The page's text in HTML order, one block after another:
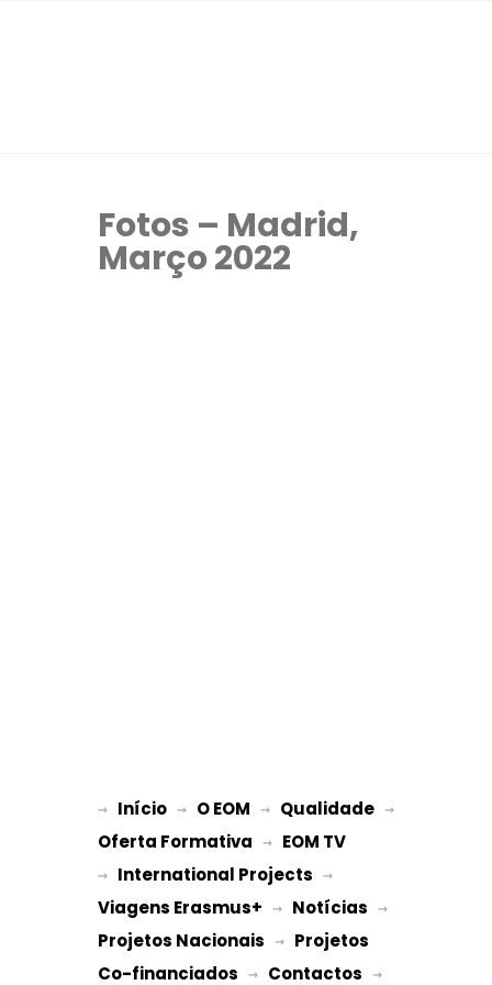
Fotos – Madrid,
Março 2022
→ Início → O EOM → Qualidade
Oferta Formativa → EOM TV
→ International Projects
Viagens Erasmus+ → Notícias
Projetos Nacionais → Projetos
Co-financiados → Contactos